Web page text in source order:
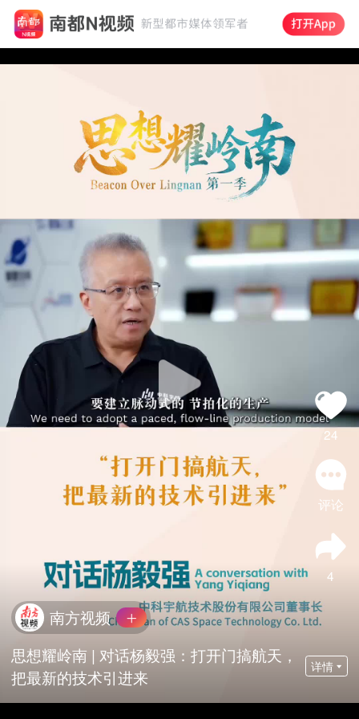
24
评论
4
南方视频
思想耀岭南 | 对话杨毅强：打开门搞航天，
把最新的技术引进来
详情